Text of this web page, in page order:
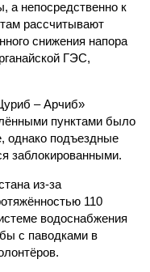
а непосредственно к
рассчитывают
снижения напора
ГЭС,
– Арчиб»
пунктами было
однако подъездные
заблокированными.
из-за
110
водоснабжения
с паводками в